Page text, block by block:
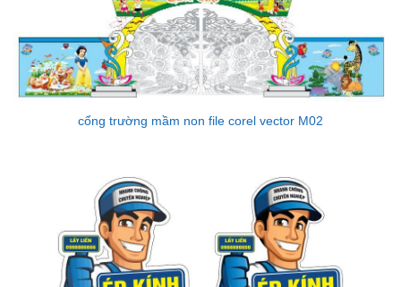
cổng trường mầm non file corel vector M02